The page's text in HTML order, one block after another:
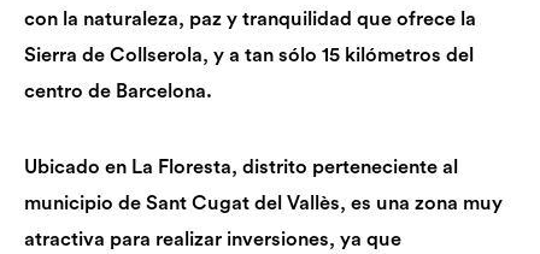
con la naturaleza, paz y tranquilidad que ofrece la
Sierra de Collserola, y a tan sólo 15 kilómetros del
centro de Barcelona.
Ubicado en La Floresta, distrito perteneciente al
municipio de Sant Cugat del Vallès, es una zona muy
atractiva para realizar inversiones, ya que